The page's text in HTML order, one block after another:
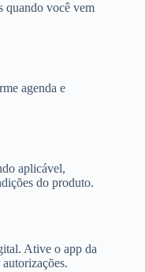
quando você vem
agenda e
aplicável,
do produto.
Ative o app da